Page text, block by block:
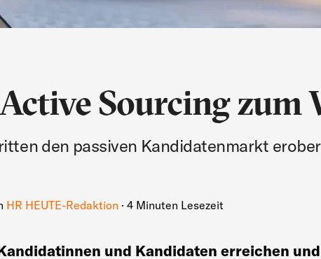
Sourcing zum
den passiven Kandidatenmarkt
HR HEUTE-Redaktion · 4 Minuten Lesezeit
und Kandidaten erreichen und